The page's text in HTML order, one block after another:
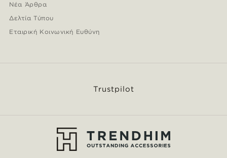
Νέα Άρθρα
Δελτία Τύπου
Εταιρική Κοινωνική Ευθύνη
Trustpilot